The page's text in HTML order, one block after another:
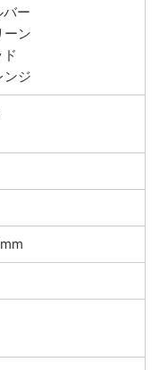
ー
ン
ジ